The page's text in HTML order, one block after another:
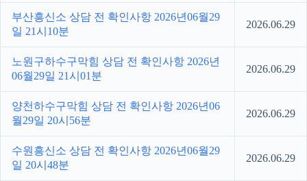
부산흥신소 상담 전 확인사항 2026년06월29
일 21시10분
2026.06.29
노원구하수구막힘 상담 전 확인사항 2026년
06월29일 21시01분
2026.06.29
양천하수구막힘 상담 전 확인사항 2026년06
월29일 20시56분
2026.06.29
수원흥신소 상담 전 확인사항 2026년06월29
일 20시48분
2026.06.29